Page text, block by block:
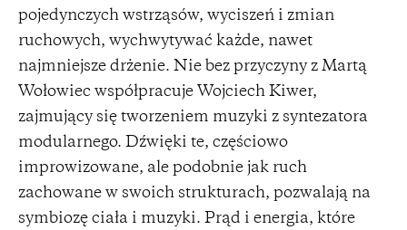
pojedynczych wstrząsów, wyciszeń i zmian
ruchowych, wychwytywać każde, nawet
najmniejsze drżenie. Nie bez przyczyny z Martą
Wołowiec współpracuje Wojciech Kiwer,
zajmujący się tworzeniem muzyki z syntezatora
modularnego. Dźwięki te, częściowo
improwizowane, ale podobnie jak ruch
zachowane w swoich strukturach, pozwalają na
symbiozę ciała i muzyki. Prąd i energia, które